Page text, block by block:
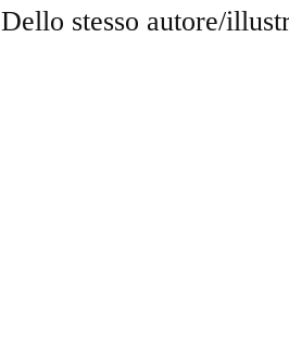
Dello stesso autore/